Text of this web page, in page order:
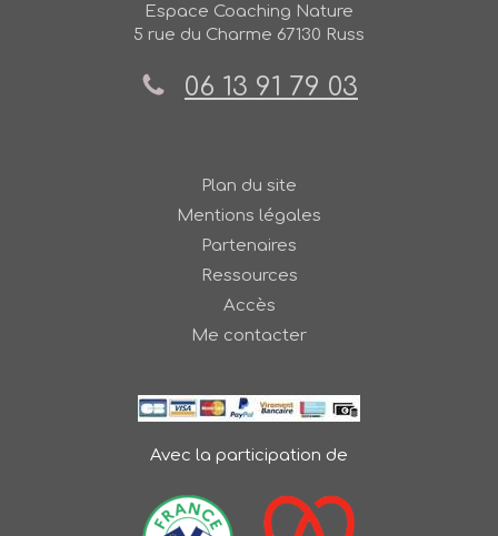
Espace Coaching Nature
5 rue du Charme 67130 Russ
06 13 91 79 03
Plan du site
Mentions légales
Partenaires
Ressources
Accès
Me contacter
Avec la participation de